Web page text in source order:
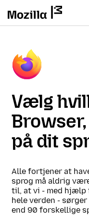
Vælg
på dit
Alle fortjener at
sprog må aldrig
til, at vi - med hjælp
hele verden -
end 90 forskellige